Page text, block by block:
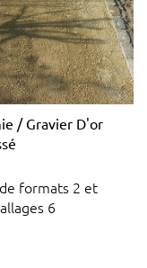
/ Gravier D'or
formats 2 et
6